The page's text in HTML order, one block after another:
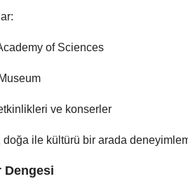
of Sciences
ve konserler
ile kültürü bir arada
Dengesi